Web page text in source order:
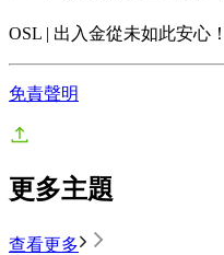
OSL | 出入金從未如此安心！
免責聲明
更多主題
查看更多